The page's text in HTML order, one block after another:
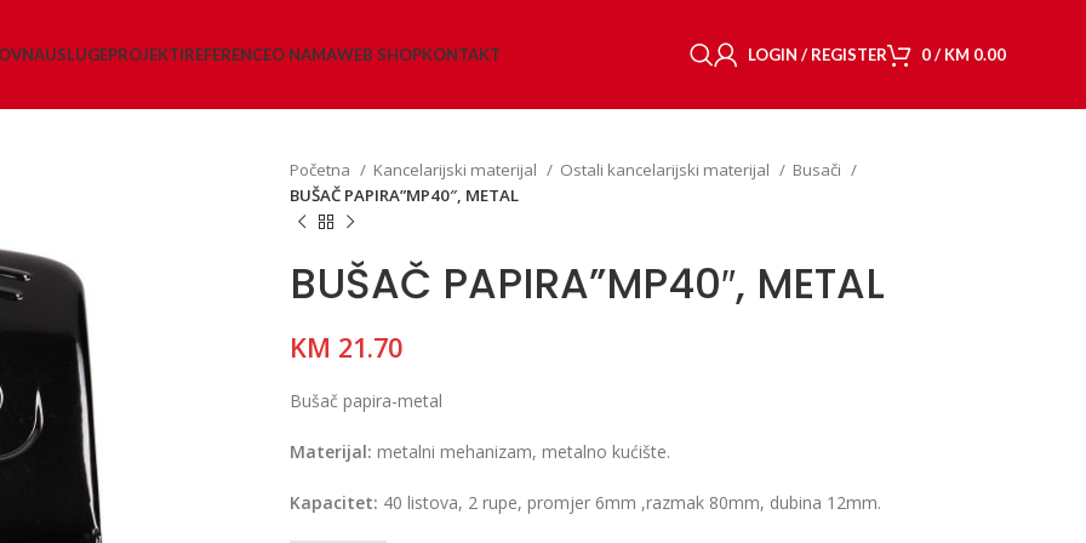
USLUGEPROJEKTIREFERENCEO NAMAWEB SHOPKONTAKT LOGIN / REGISTER 0/ KM 0.00
Početna Kancelarijski materijal Ostali kancelarijski materijal
Busači
BUŠAČ PAPIRA”MP40″, METAL
BUŠAČ PAPIRA”MP40″, METAL
KM 21.70
Bušač papira-metal
Materijal: metalni mehanizam, metalno kućište.
Kapacitet: 40 listova, 2 rupe, promjer 6mm ,razmak 80mm, dubina 12mm.